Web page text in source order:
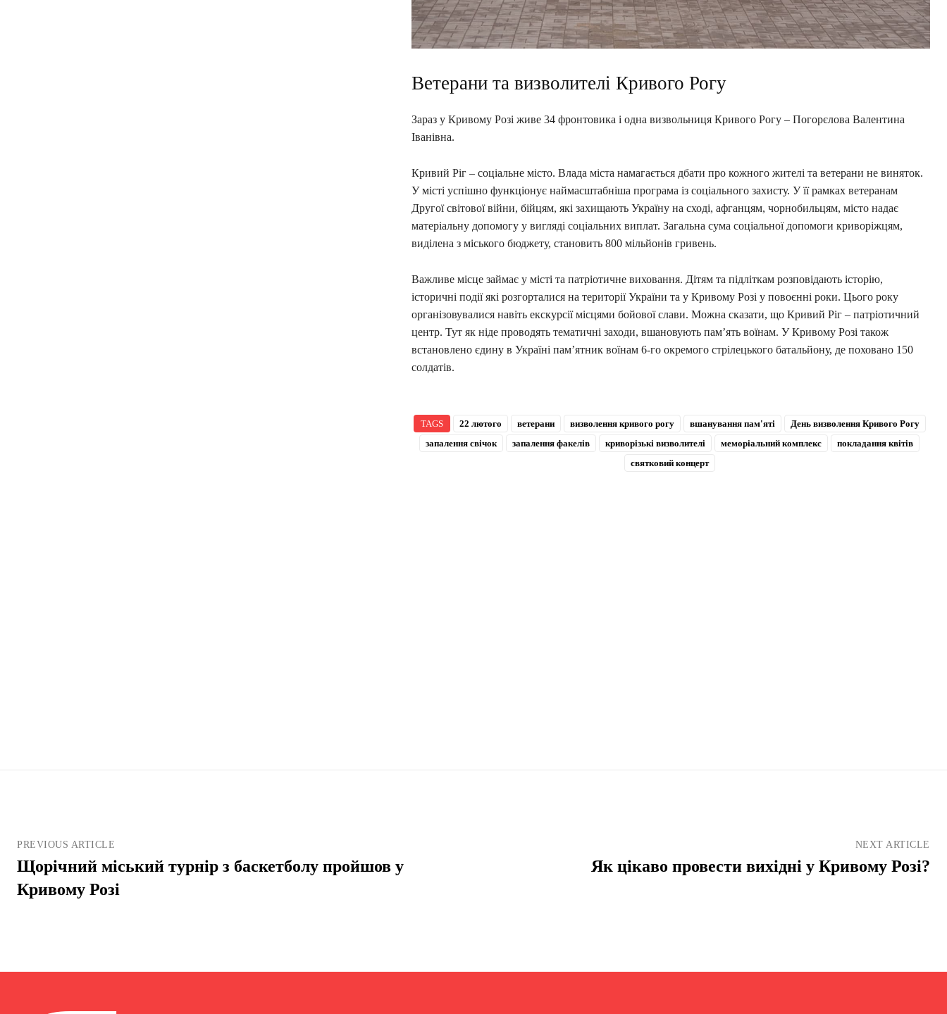
Ветерани та визволителі Кривого Рогу
Зараз у Кривому Розі живе 34 фронтовика і одна визвольниця Кривого Рогу – Погорєлова Валентина
Іванівна.
Кривий Ріг – соціальне місто. Влада міста намагається дбати про кожного жителі та ветерани не виняток.
У місті успішно функціонує наймасштабніша програма із соціального захисту. У її рамках ветеранам
Другої світової війни, бійцям, які захищають Україну на сході, афганцям, чорнобильцям, місто надає
матеріальну допомогу у вигляді соціальних виплат. Загальна сума соціальної допомоги криворіжцям,
виділена з міського бюджету, становить 800 мільйонів гривень.
Важливе місце займає у місті та патріотичне виховання. Дітям та підліткам розповідають історію,
історичні події які розгорталися на території України та у Кривому Розі у повоєнні роки. Цього року
організовувалися навіть екскурсії місцями бойової слави. Можна сказати, що Кривий Ріг – патріотичний
центр. Тут як ніде проводять тематичні заходи, вшановують пам’ять воїнам. У Кривому Розі також
встановлено єдину в Україні пам’ятник воїнам 6-го окремого стрілецького батальйону, де поховано 150
солдатів.
TAGS 22 лютого ветерани визволення кривого рогу вшанування пам'яті
День визволення Кривого Рогу
запалення свічок
запалення факелів криворізькі визволителі меморіальний комплекс
покладання квітів
святковий концерт
PREVIOUS ARTICLE
Щорічний міський турнір з баскетболу пройшов у
Кривому Розі
NEXT ARTICLE
Як цікаво провести вихідні у Кривому Розі?